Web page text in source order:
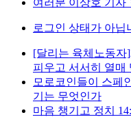
여러분 이상호 기자
로그인 상태가 아닙
[달리는 육체노동자
피우고 서서히 열매
모로코인들이 스페
기는 무엇인가
마음 챙기고 정치